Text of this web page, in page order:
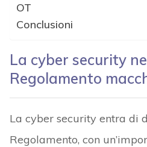
OT
Conclusioni
La cyber security
Regolamento
La cyber security entra di
Regolamento, con